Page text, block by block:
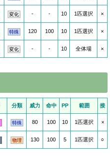
変化 - - 10 1匹選択 ×
特殊 120 100 10 1匹選択 ×
変化 - - 10 全体場 ×
分類 威力 命中 PP 範囲 接
特殊 80 100 10 1匹選択 ×
物理 130 100 5 1匹選択 ○